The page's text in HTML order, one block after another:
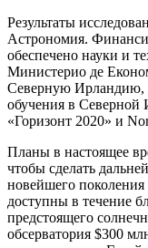
Результаты
Астрономия.
обеспечено науки и
Министерио де
Северную Ирландию,
обучения в
«Горизонт 2020» и
Планы в настоящее
чтобы сделать
новейшего поколения
доступны в течение
предстоящего
обсерватория $300